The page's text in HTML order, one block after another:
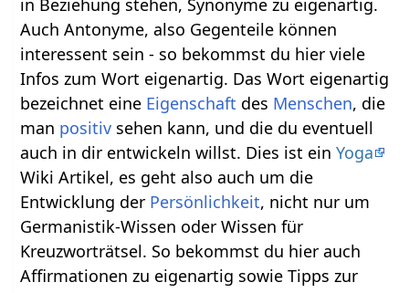
in Beziehung stehen, Synonyme zu eigenartig.
Auch Antonyme, also Gegenteile können
interessent sein - so bekommst du hier viele
Infos zum Wort eigenartig. Das Wort eigenartig
bezeichnet eine Eigenschaft des Menschen, die
man positiv sehen kann, und die du eventuell
auch in dir entwickeln willst. Dies ist einYoga
Wiki Artikel, es geht also auch um die
Entwicklung der Persönlichkeit, nicht nur um
Germanistik-Wissen oder Wissen für
Kreuzworträtsel. So bekommst du hier auch
Affirmationen zu eigenartig sowie Tipps zur